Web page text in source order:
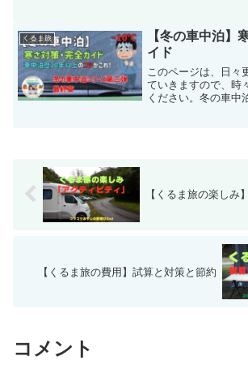
んでいるが、車中
なく、毎年堂々巡
する傾向にあり、今
めた。10月11〜〜12
きた。
くるま旅
【冬の車中泊】
イド
このページは、日々
ていきますので、時
ください。冬の車中
【くるま旅の楽しみ
【くるま旅の費用】試算と対策と節約
コメント